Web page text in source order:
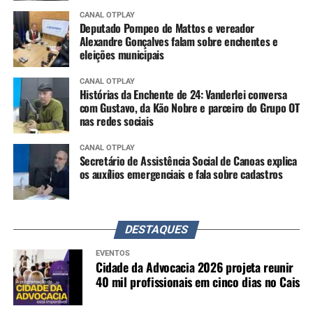
CANAL OTPLAY
Deputado Pompeo de Mattos e vereador
Alexandre Gonçalves falam sobre enchentes e
eleições municipais
CANAL OTPLAY
Histórias da Enchente de 24: Vanderlei conversa
com Gustavo, da Kão Nobre e parceiro do Grupo OT
nas redes sociais
CANAL OTPLAY
Secretário de Assistência Social de Canoas explica
os auxílios emergenciais e fala sobre cadastros
DESTAQUES
EVENTOS
Cidade da Advocacia 2026 projeta reunir
40 mil profissionais em cinco dias no Cais